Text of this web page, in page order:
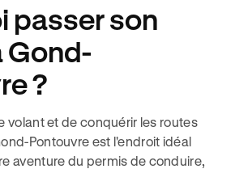
passer son
Gond-
?
volant et de conquérir les routes
Pontouvre est l'endroit idéal
aventure du permis de conduire,